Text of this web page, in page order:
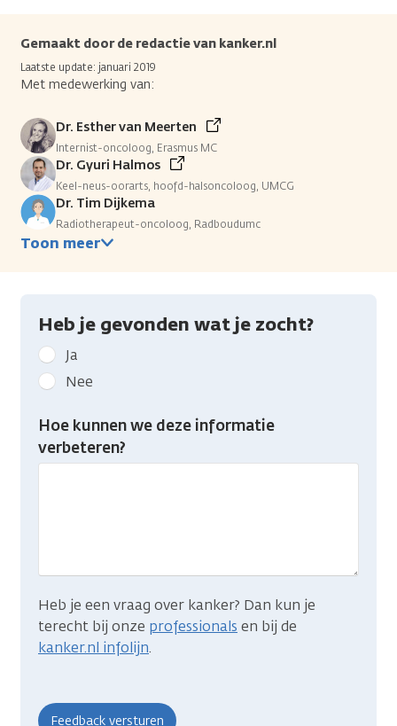
Gemaakt door de redactie van kanker.nl
Laatste update: januari 2019
Met medewerking van:
Dr. Esther van Meerten
Internist-oncoloog, Erasmus MC
Dr. Gyuri Halmos
Keel-neus-oorarts, hoofd-halsoncoloog, UMCG
Dr. Tim Dijkema
Radiotherapeut-oncoloog, Radboudumc
Toon meer
Heb je gevonden wat je zocht?
Geef
kanker.nl
feedback:
Heb
gevonden
Ja
Nee
Hoe kunnen we deze informatie
verbeteren?
Heb je een vraag over kanker? Dan kun je
terecht bij onze professionals en bij de
kanker.nl infolijn.